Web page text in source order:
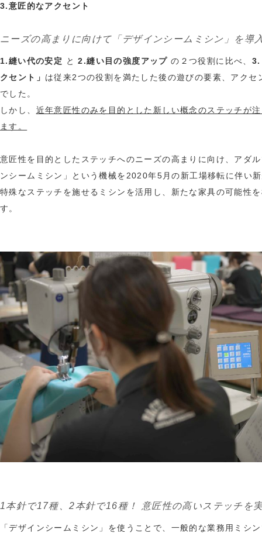
3.意匠的なアクセント
ニーズの高まりに向けて「デザインシームミシン」を導
1.縫い代の安定 と2.縫い目の強度アップ の２つ役割に比べ、 3.
クセント」 は従来2つの役割を満たした後の遊びの要素、アクセ
でした。
しかし、 近年意匠性のみを目的とした新しい概念のステッチが
ます。
意匠性を目的としたステッチへのニーズの高まりに向け、アダ
ンシームミシン」という機械を2020年5月の新工場移転に伴い
特殊なステッチを施せるミシンを活用し、新たな家具の可能性
す。
1本針で17種、2本針で16種！ 意匠性の高いステッチを
「デザインシームミシン」を使うことで、一般的な業務用ミシ